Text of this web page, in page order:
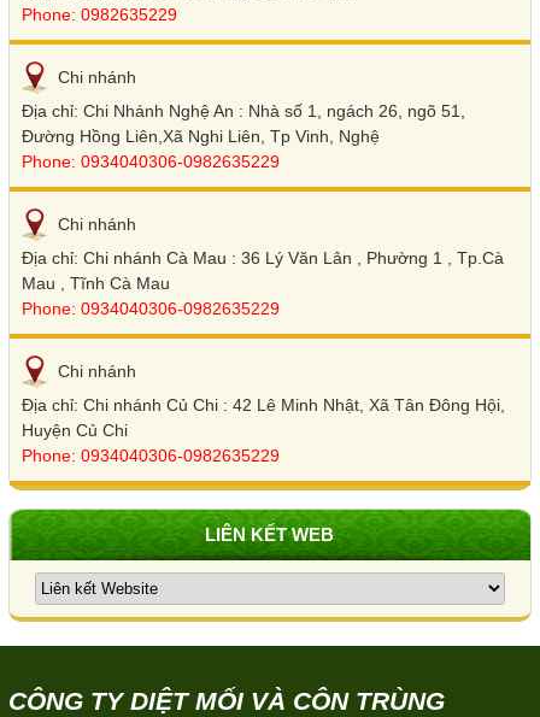
Phone: 0982635229
Chi nhánh
Địa chỉ: Chi Nhánh Nghệ An : Nhà số 1, ngách 26, ngõ 51,
Đường Hồng Liên,Xã Nghi Liên, Tp Vinh, Nghệ
Phone: 0934040306-0982635229
Chi nhánh
Địa chỉ: Chi nhánh Cà Mau : 36 Lý Văn Lân , Phường 1 , Tp.Cà
Mau , Tĩnh Cà Mau
Phone: 0934040306-0982635229
Chi nhánh
Địa chỉ: Chi nhánh Củ Chi : 42 Lê Minh Nhật, Xã Tân Đông Hội,
Huyện Củ Chi
Phone: 0934040306-0982635229
LIÊN KẾT WEB
CÔNG TY DIỆT MỐI VÀ CÔN TRÙNG